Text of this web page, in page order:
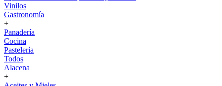
Vinilos
Gastronomía
+
Panadería
Cocina
Pastelería
Todos
Alacena
+